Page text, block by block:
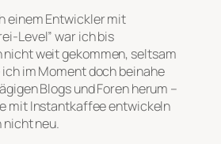
einem Entwickler mit
Level” war ich bis
weit gekommen, seltsam
im Moment doch beinahe
Blogs und Foren herum –
mit Instantkaffee entwickeln
nicht neu.